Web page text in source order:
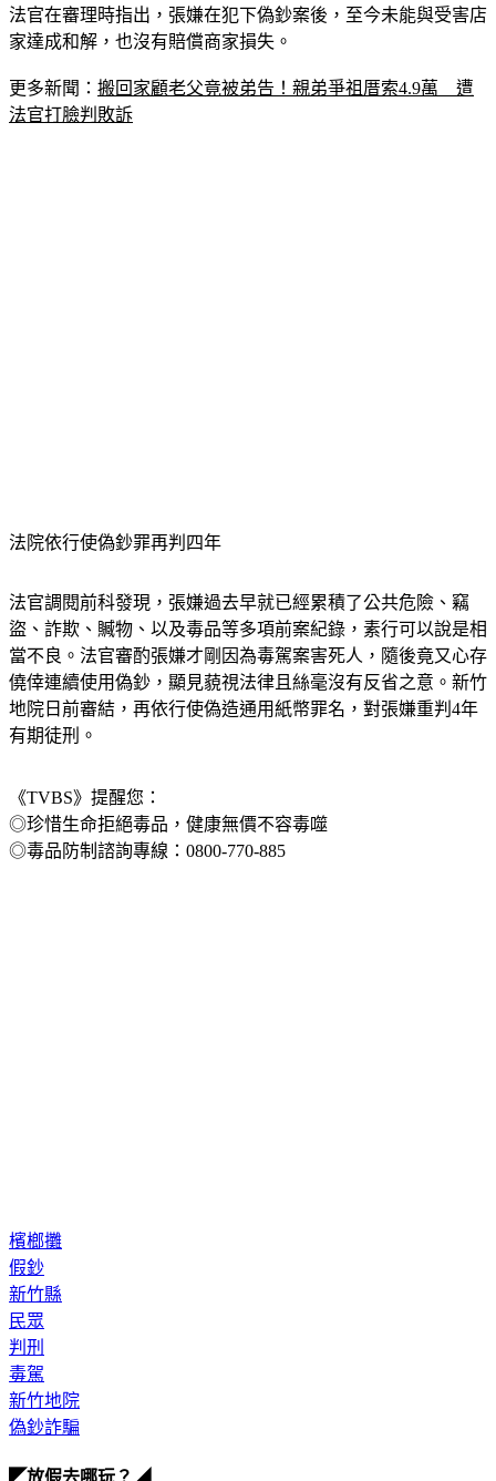
家達成和解，也沒有賠償商家損失。
法官打臉判敗訴
盜、詐欺、贓物、以及毒品等多項前案紀錄，素行可以說是相
當不良。法官審酌張嫌才剛因為毒駕案害死人，隨後竟又心存
僥倖連續使用偽鈔，顯見藐視法律且絲毫沒有反省之意。新竹
地院日前審結，再依行使偽造通用紙幣罪名，對張嫌重判4年
有期徒刑。
◎珍惜生命拒絕毒品，健康無價不容毒噬
◎毒品防制諮詢專線：0800-770-885
假鈔
新竹縣
民眾
判刑
毒駕
新竹地院
偽鈔詐騙